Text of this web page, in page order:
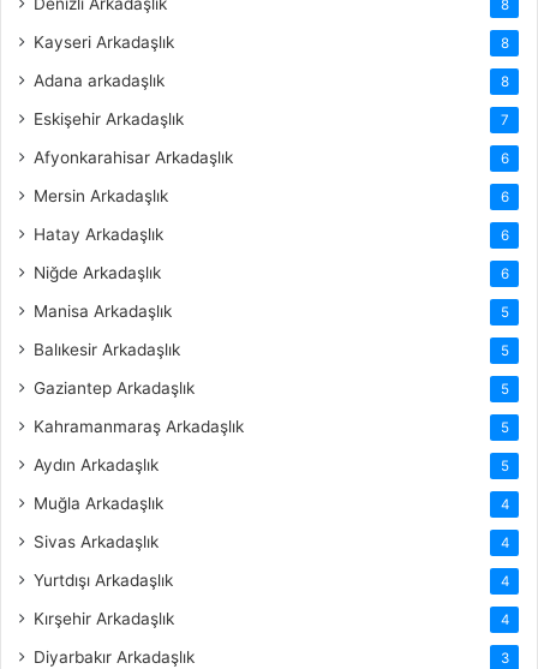
8
Kayseri Arkadaşlık 8
Adana arkadaşlık 8
Eskişehir Arkadaşlık 7
Afyonkarahisar Arkadaşlık 6
Mersin Arkadaşlık 6
Hatay Arkadaşlık 6
Niğde Arkadaşlık 6
Manisa Arkadaşlık 5
Balıkesir Arkadaşlık 5
Gaziantep Arkadaşlık 5
Kahramanmaraş Arkadaşlık 5
Aydın Arkadaşlık 5
Muğla Arkadaşlık 4
Sivas Arkadaşlık 4
Yurtdışı Arkadaşlık 4
Kırşehir Arkadaşlık 4
Diyarbakır Arkadaşlık 3